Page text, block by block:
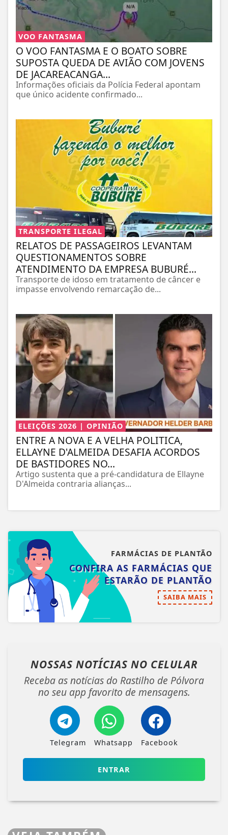
VOO FANTASMA
O VOO FANTASMA E O BOATO SOBRE
SUPOSTA QUEDA DE AVIÃO COM JOVENS
DE JACAREACANGA...
Informações oficiais da Polícia Federal apontam
que único acidente confirmado...
TRANSPORTE ILEGAL
RELATOS DE PASSAGEIROS LEVANTAM
QUESTIONAMENTOS SOBRE
ATENDIMENTO DA EMPRESA BUBURÉ...
Transporte de idoso em tratamento de câncer e
impasse envolvendo remarcação de...
ELEIÇÕES 2026 | OPINIÃO
ENTRE A NOVA E A VELHA POLITICA,
ELLAYNE D'ALMEIDA DESAFIA ACORDOS
DE BASTIDORES NO...
Artigo sustenta que a pré-candidatura de Ellayne
D'Almeida contraria alianças...
FARMÁCIAS DE PLANTÃO
CONFIRA AS FARMÁCIAS QUE
ESTARÃO DE PLANTÃO
SAIBA MAIS
NOSSAS NOTÍCIAS NO CELULAR
Receba as notícias do Rastilho de Pólvora
no seu app favorito de mensagens.
Telegram Whatsapp Facebook
ENTRAR